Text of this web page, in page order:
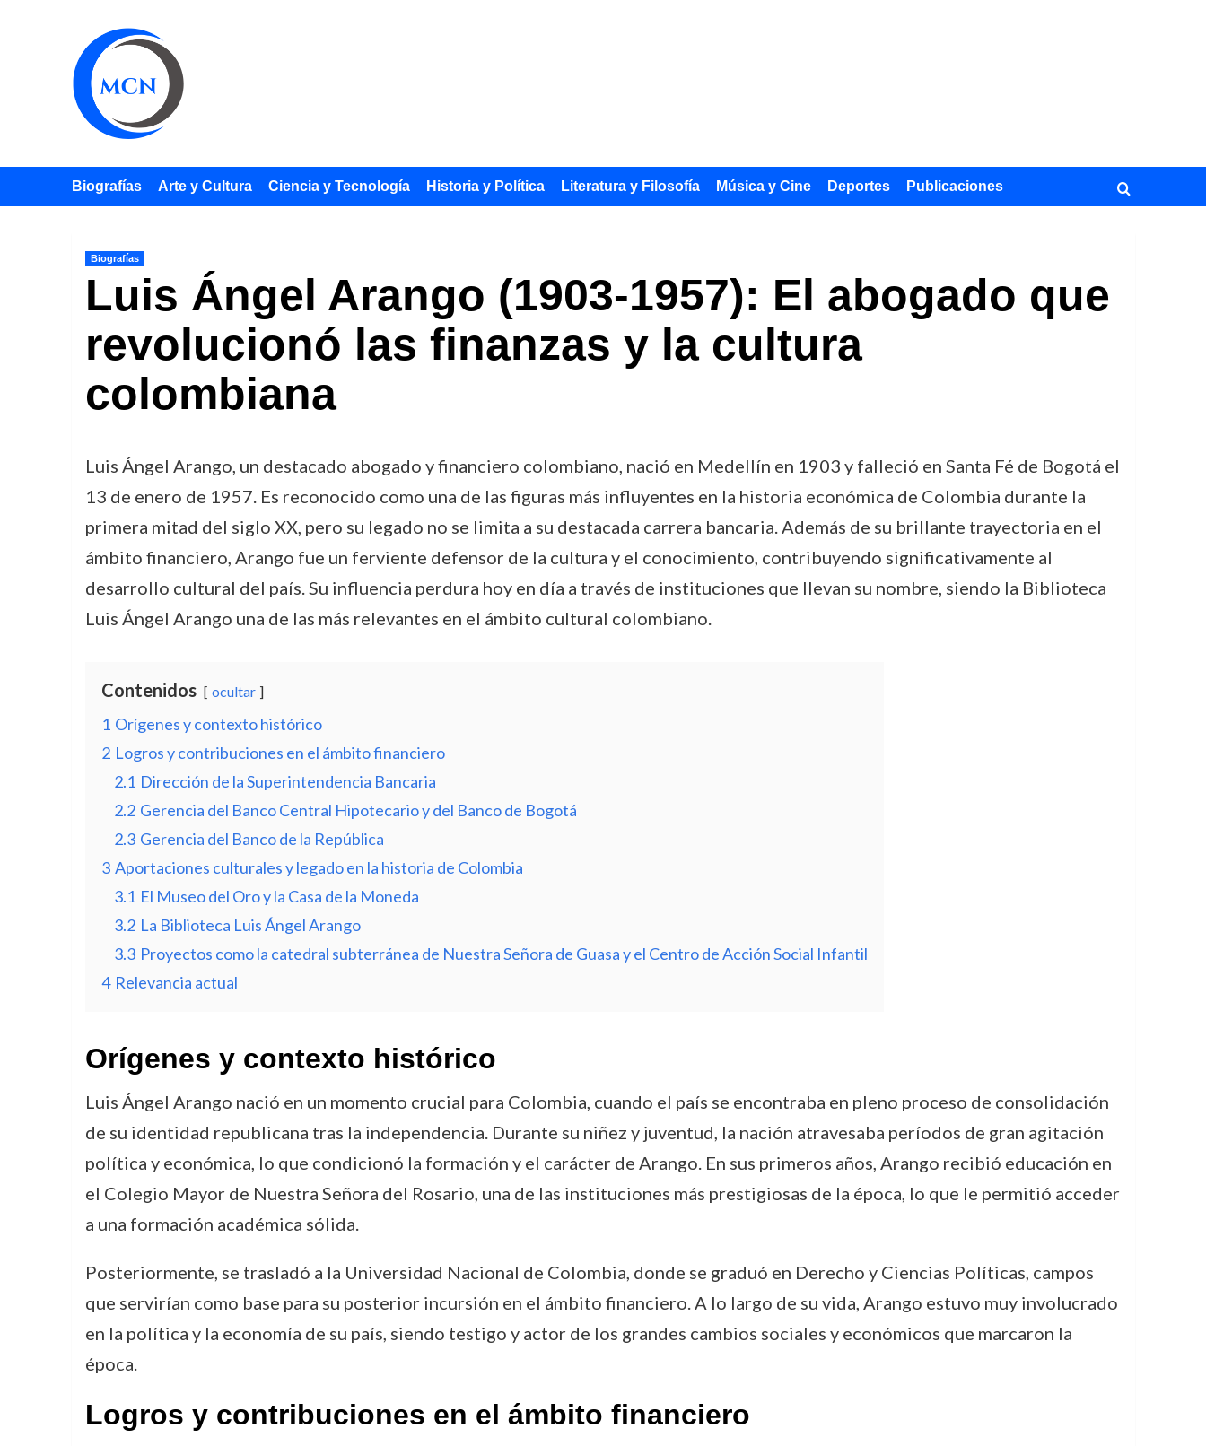
Biografías Arte y Cultura Ciencia y Tecnología Historia y Política Literatura y Filosofía Música y Cine Deportes Publicaciones
Biografías
Luis Ángel Arango (1903-1957): El abogado que
revolucionó las finanzas y la cultura
colombiana
Luis Ángel Arango, un destacado abogado y financiero colombiano, nació en Medellín en 1903 y falleció en Santa Fé de Bogotá el
13 de enero de 1957. Es reconocido como una de las figuras más influyentes en la historia económica de Colombia durante la
primera mitad del siglo XX, pero su legado no se limita a su destacada carrera bancaria. Además de su brillante trayectoria en el
ámbito financiero, Arango fue un ferviente defensor de la cultura y el conocimiento, contribuyendo significativamente al
desarrollo cultural del país. Su influencia perdura hoy en día a través de instituciones que llevan su nombre, siendo la Biblioteca
Luis Ángel Arango una de las más relevantes en el ámbito cultural colombiano.
Contenidos ocultar
1 Orígenes y contexto histórico
2 Logros y contribuciones en el ámbito financiero
2.1 Dirección de la Superintendencia Bancaria
2.2 Gerencia del Banco Central Hipotecario y del Banco de Bogotá
2.3 Gerencia del Banco de la República
3 Aportaciones culturales y legado en la historia de Colombia
3.1 El Museo del Oro y la Casa de la Moneda
3.2 La Biblioteca Luis Ángel Arango
3.3 Proyectos como la catedral subterránea de Nuestra Señora de Guasa y el Centro de Acción Social Infantil
4 Relevancia actual
Orígenes y contexto histórico
Luis Ángel Arango nació en un momento crucial para Colombia, cuando el país se encontraba en pleno proceso de consolidación
de su identidad republicana tras la independencia. Durante su niñez y juventud, la nación atravesaba períodos de gran agitación
política y económica, lo que condicionó la formación y el carácter de Arango. En sus primeros años, Arango recibió educación en
el Colegio Mayor de Nuestra Señora del Rosario, una de las instituciones más prestigiosas de la época, lo que le permitió acceder
a una formación académica sólida.
Posteriormente, se trasladó a la Universidad Nacional de Colombia, donde se graduó en Derecho y Ciencias Políticas, campos
que servirían como base para su posterior incursión en el ámbito financiero. A lo largo de su vida, Arango estuvo muy involucrado
en la política y la economía de su país, siendo testigo y actor de los grandes cambios sociales y económicos que marcaron la
época.
Logros y contribuciones en el ámbito financiero